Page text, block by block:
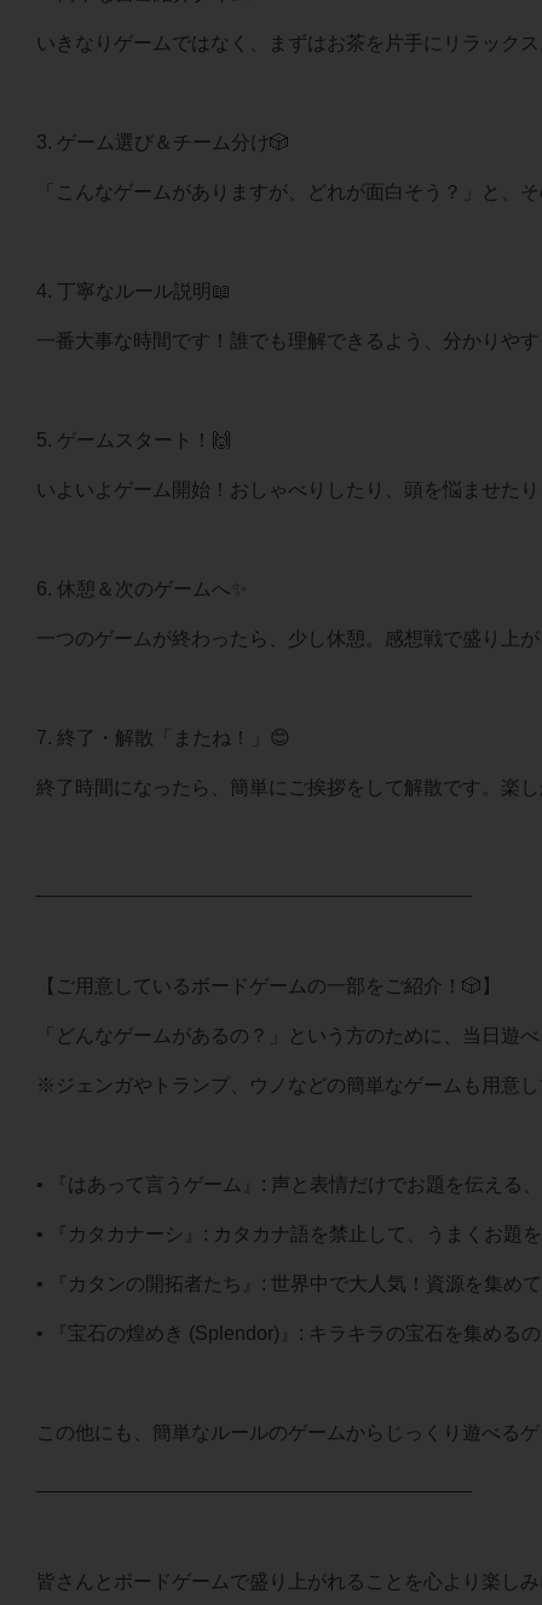
いきなりゲームではなく、まずはお茶を片手にリラック
3. ゲーム選び＆チーム分け🎲
「こんなゲームがありますが、どれが面白そう？」と
4. 丁寧なルール説明📖
一番大事な時間です！誰でも理解できるよう、分かりや
5. ゲームスタート！🙌
いよいよゲーム開始！おしゃべりしたり、頭を悩ませた
6. 休憩＆次のゲームへ✨
一つのゲームが終わったら、少し休憩。感想戦で盛り上
7. 終了・解散「またね！」😊
終了時間になったら、簡単にご挨拶をして解散です。楽
【ご用意しているボードゲームの一部をご紹介！🎲】
「どんなゲームがあるの？」という方のために、当日遊
※ジェンガやトランプ、ウノなどの簡単なゲームも用意
• 『はあって言うゲーム』: 声と表情だけでお題を伝える
• 『カタカナーシ』: カタカナ語を禁止して、うまくお題
• 『カタンの開拓者たち』: 世界中で大人気！資源を集め
• 『宝石の煌めき (Splendor)』: キラキラの宝石を集める
この他にも、簡単なルールのゲームからじっくり遊べる
皆さんとボードゲームで盛り上がれることを心より楽し